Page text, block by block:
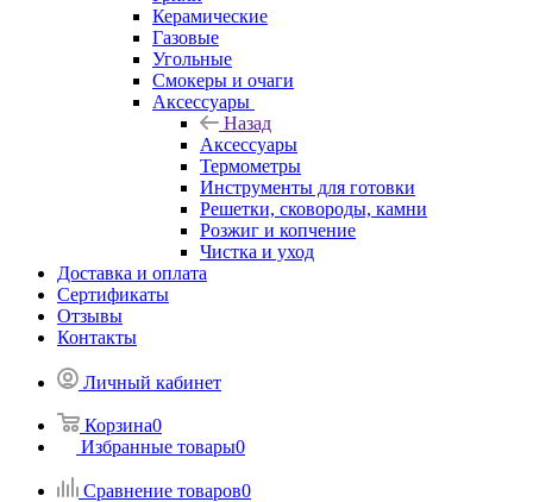
Керамические
Газовые
Угольные
Смокеры и очаги
Аксессуары
Назад
Аксессуары
Термометры
Инструменты для готовки
Решетки, сковороды, камни
Розжиг и копчение
Чистка и уход
Доставка и оплата
Сертификаты
Отзывы
Контакты
Личный кабинет
Корзина0
Избранные товары0
Сравнение товаров0